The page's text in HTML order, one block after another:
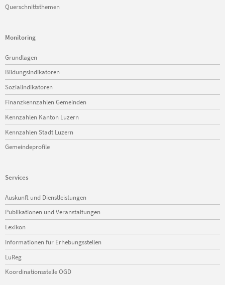
Querschnittsthemen
Monitoring
Navigation
überspringen
Grundlagen
Bildungsindikatoren
Sozialindikatoren
Finanzkennzahlen Gemeinden
Kennzahlen Kanton Luzern
Kennzahlen Stadt Luzern
Gemeindeprofile
Services
überspringen
Auskunft und Dienstleistungen
Publikationen und Veranstaltungen
Lexikon
Informationen für Erhebungsstellen
LuReg
Koordinationsstelle OGD